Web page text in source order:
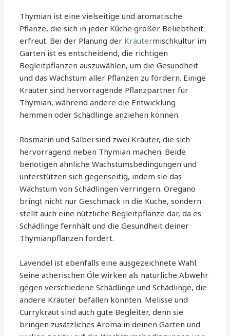
Thymian ist eine vielseitige und aromatische
Pflanze, die sich in jeder Küche großer Beliebtheit
erfreut. Bei der Planung der Kräutermischkultur im
Garten ist es entscheidend, die richtigen
Begleitpflanzen auszuwählen, um die Gesundheit
und das Wachstum aller Pflanzen zu fördern. Einige
Kräuter sind hervorragende Pflanzpartner für
Thymian, während andere die Entwicklung
hemmen oder Schädlinge anziehen können.
Rosmarin und Salbei sind zwei Kräuter, die sich
hervorragend neben Thymian machen. Beide
benötigen ähnliche Wachstumsbedingungen und
unterstützen sich gegenseitig, indem sie das
Wachstum von Schädlingen verringern. Oregano
bringt nicht nur Geschmack in die Küche, sondern
stellt auch eine nützliche Begleitpflanze dar, da es
Schädlinge fernhält und die Gesundheit deiner
Thymianpflanzen fördert.
Lavendel ist ebenfalls eine ausgezeichnete Wahl.
Seine ätherischen Öle wirken als natürliche Abwehr
gegen verschiedene Schädlinge und Schädlinge, die
andere Kräuter befallen könnten. Melisse und
Currykraut sind auch gute Begleiter, denn sie
bringen zusätzliches Aroma in deinen Garten und